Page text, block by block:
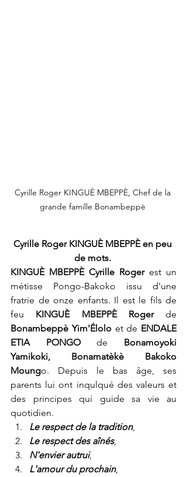
Cyrille Roger KINGUÈ MBEPPÈ, Chef de la
grande famille Bonambeppè
Cyrille Roger KINGUÈ MBEPPÈ en peu
de mots.
KINGUÈ MBEPPÈ Cyrille Roger est un
métisse Pongo-Bakoko issu d'une
fratrie de onze enfants. Il est le fils de
feu KINGUÈ MBEPPÈ Roger
Bonambeppè Yim'Élolo et de ENDALE
ETIA PONGO de Bonamoyoki
Yamikoki, Bonamatèkè Bakoko
Moungo. Depuis le bas âge, ses
parents lui ont inqulqué des valeurs et
des principes qui guide sa vie au
quotidien.
Le respect de la tradition,
Le respect des aînés,
N'envier autrui,
L'amour du prochain,